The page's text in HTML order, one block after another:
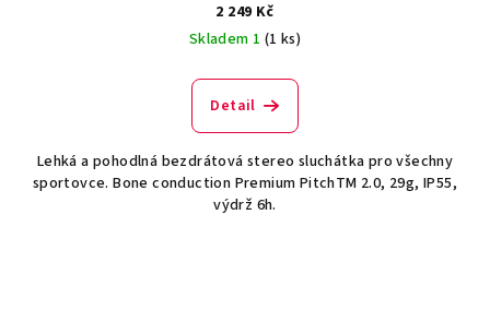
2 249 Kč
Skladem 1 (1 ks)
Detail
Lehká a pohodlná bezdrátová stereo sluchátka pro všechny
sportovce. Bone conduction Premium PitchTM 2.0, 29g, IP55,
výdrž 6h.